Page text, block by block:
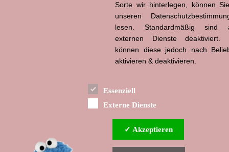
Sorte wir hinterlegen, können
unseren
lesen. Standardmäßig sind
externen Dienste deaktiviert.
können diese jedoch nach
aktivieren & deaktivieren.
Essenziell
Externe Dienste
✓ Akzeptieren